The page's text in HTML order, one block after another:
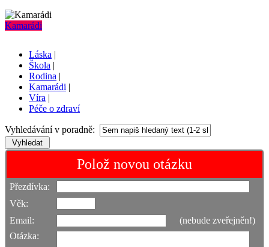
Kamarádi
Láska |
Škola |
Rodina |
Kamarádi |
Víra |
Péče o zdraví
Vyhledávání v poradně:
Polož novou otázku
Přezdívka:
Věk:
Email:
(nebude zveřejněn!)
Otázka: